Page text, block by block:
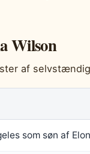
Wilson
af
som søn af